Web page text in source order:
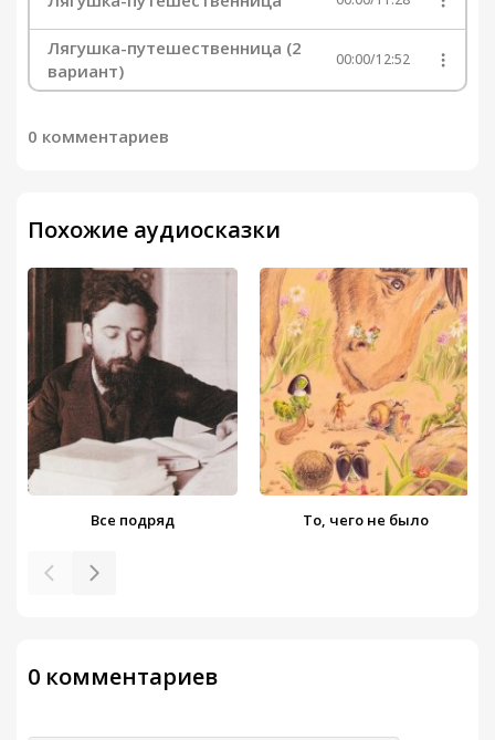
Лягушка-путешественница (2
вариант)
00:00/12:52
0 комментариев
Похожие аудиосказки
Все подряд То, чего не было
0 комментариев